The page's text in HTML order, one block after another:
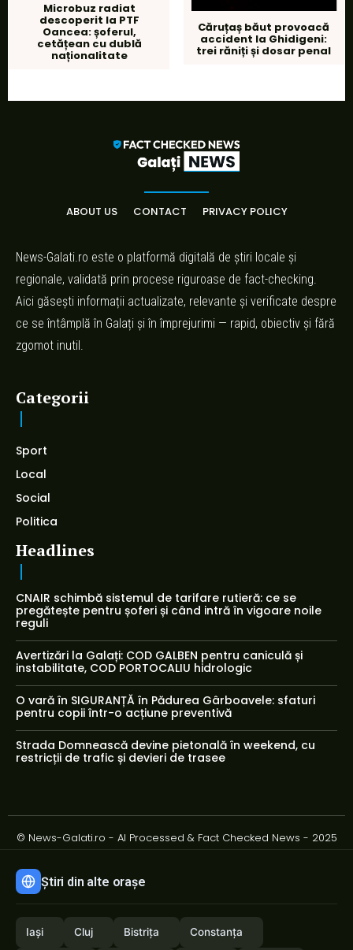
Microbuz radiat
descoperit la PTF
Oancea: șoferul,
cetățean cu dublă
naționalitate
Căruțaș băut provoacă
accident la Ghidigeni:
trei răniți și dosar penal
ABOUT US CONTACT PRIVACY POLICY
News-Galati.ro este o platformă digitală de știri locale și
regionale, validată prin procese riguroase de fact-checking.
Aici găsești informații actualizate, relevante și verificate despre
ce se întâmplă în Galați și în împrejurimi — rapid, obiectiv și fără
zgomot inutil.
Categorii
Sport
Local
Social
Politica
Headlines
CNAIR schimbă sistemul de tarifare rutieră: ce se
pregătește pentru șoferi și când intră în vigoare noile
reguli
Avertizări la Galați: COD GALBEN pentru caniculă și
instabilitate, COD PORTOCALIU hidrologic
O vară în SIGURANȚĂ în Pădurea Gârboavele: sfaturi
pentru copii într-o acțiune preventivă
Strada Domnească devine pietonală în weekend, cu
restricții de trafic și devieri de trasee
© News-Galati.ro - AI Processed & Fact Checked News - 2025
Știri din alte orașe
Iași Cluj Bistrița Constanța